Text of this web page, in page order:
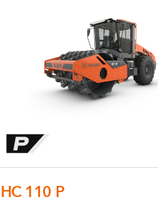
HC 110 P